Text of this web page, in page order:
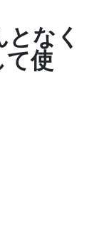
なく
て使